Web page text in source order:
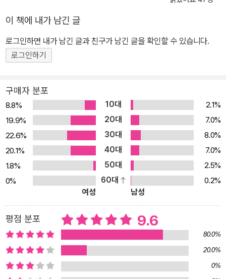
있다.
하며 장기 베스트셀러에 오른 작품이다. 축구선수였던 형의 영향으로
축구를 시작했지만, 재능 부족으로 중간에 꿈을 포기한 주인공 신지
는 고등학교 진학 후 소꿉친구였던 렌의 권유로 육상부에 가입하게
된다. 원래부터 달리기에 소질이 있었던 렌과 달리 우연한 계기로 시
들어 내는 스피드에 몸을 맡기는 것 자체에 매료된다. 그리고 누구보
다 빨라지고 싶다는 꿈을 꾸게 된다. 끊임없는 노력의 결과 선배를 제
치고 400미터 릴레이의 주자로 선발된 신지는 전국대회 참가를 목
표로 열심히 훈련하며 자신을 단련시킨다. 그리고 목표를 이루게 되
는 순간을 꿈꾸며 힘차게 미래를 향해 두 발을 내딛기 시작한다. 전국
대회 참가라는 꿈을 이루기 위해 노력하는 한 고등학교 육상선수의 3
년 동안의 성장과정을 담백하게 그린 <한순간 바람이 되어라>는 ‘달
리기’라는 가장 단순한 스포츠를 소재로 젊은 날의 순수한 에너지와
열정, 새로운 희망과 용기의 메시지를 독자들에게 전하고 있는 소설
이다. 청소년에 대한 애정이 담긴 소설을 꾸준히 발표해온 작가 사토
다카코는 3년간에 걸친 꼼꼼한 취재를 바탕으로 하여 자신의 꿈을 이
루기 위해 혼신의 힘을 다하는 젊은이들의 모습을 주인공의 숨결이
느껴질 만큼 생생하게 그려내는데 성공하고 있다. 때 묻지 않은 젊은
이 책에 내가 남긴 글
로그인하면 내가 남긴 글과 친구가 남긴 글을 확인할 수 있습니다.
로그인하기
구매자 분포
8.8% 10대
2.1%
19.9%
20대
7.0%
22.6%
30대
8.0%
20.1%
40대
7.0%
1.8%
50대
2.5%
0%
60대
0.2%
여성
남성
평점 분포 9.6
80.0%
20.0%
0%